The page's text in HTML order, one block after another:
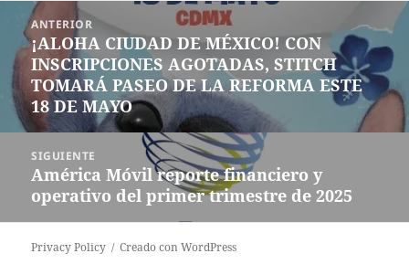
Navegación
entradas
ANTERIOR
Entrada
anterior:
¡ALOHA CIUDAD DE MÉXICO! CON
INSCRIPCIONES AGOTADAS, STITCH
TOMARÁ PASEO DE LA REFORMA ESTE
18 DE MAYO
SIGUIENTE
Siguiente
entrada:
América Móvil reporte financiero y
operativo del primer trimestre de 2025
Privacy Policy Creado con WordPress